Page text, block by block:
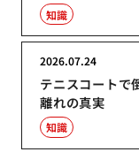
知識
テニスコートで
離れの真実
2026.07.24
知識